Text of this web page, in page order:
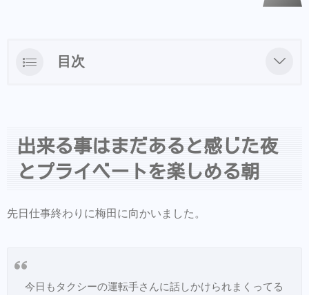
目次
プライペートの時間も作る
&COシャンプー・ヘアアクセ等はBASEでも
買えるようになりました
【EMANON 銀座 SHARE SALON】
メ！
出来る事はまだあると感じた夜
とプライベートを楽しめる朝
先日仕事終わりに梅田に向かいました。
今日もタクシーの運転手さんに話しかけられまくってる